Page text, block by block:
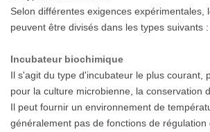
Selon différentes exigences expérimentales,
peuvent être divisés dans les types suivants :
Incubateur biochimique
Il s'agit du type d'incubateur le plus courant,
pour la culture microbienne, la conservation
Il peut fournir un environnement de
généralement pas de fonctions de